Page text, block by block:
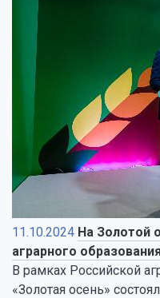
11.10.2024 На Золотой
аграрного
В рамках Российской
«Золотая осень»